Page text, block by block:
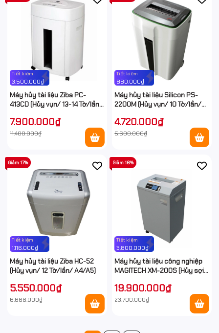
Tiết kiệm
3.500.000₫
Máy hủy tài liệu Ziba PC-
413CD (Hủy vụn/ 13-14 Tờ/lần/
7.900.000₫
11.400.000₫
Tiết kiệm
880.000₫
Máy hủy tài liệu Silicon PS-
2200M (Hủy vụn/ 10 Tờ/lần/
4.720.000₫
5.600.000₫
Tiết kiệm
1.116.000₫
Giảm 17%
Máy hủy tài liệu Ziba HC-52
(Hủy vụn/ 12 Tờ/lần/ A4/A5)
5.550.000₫
6.666.000₫
Tiết kiệm
3.800.000₫
Giảm 16%
Máy hủy tài liệu công nghiệp
MAGITECH XM-200S (Hủy sợi/
19.900.000₫
23.700.000₫